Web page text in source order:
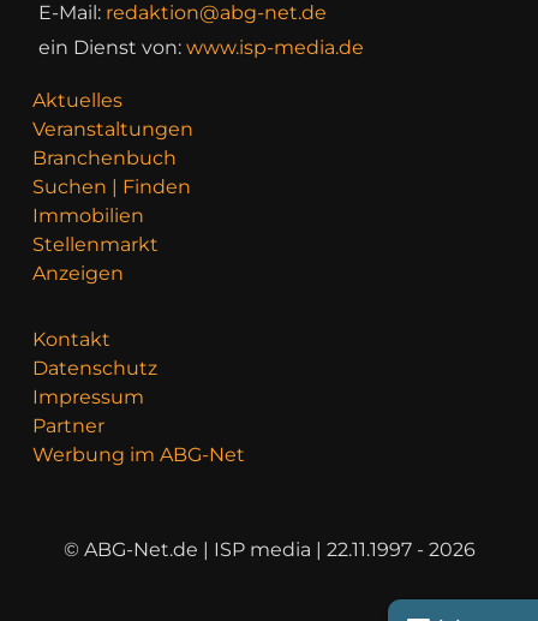
E-Mail: redaktion@abg-net.de
ein Dienst von: www.isp-media.de
Aktuelles
Veranstaltungen
Branchenbuch
Suchen | Finden
Immobilien
Stellenmarkt
Anzeigen
Kontakt
Datenschutz
Impressum
Partner
Werbung im ABG-Net
© ABG-Net.de | ISP media | 22.11.1997 - 2026